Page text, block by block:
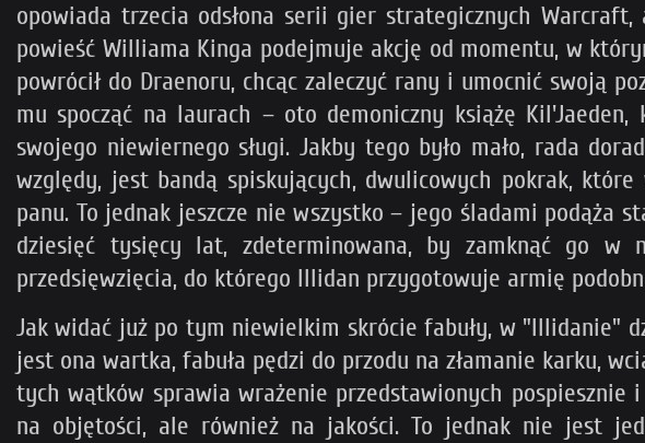
opowiada trzecia odsłona serii gier strategicznych
powieść Williama Kinga podejmuje akcję od momentu, w
powrócił do Draenoru, chcąc zaleczyć rany i umocnić swoją
mu spocząć na laurach – oto demoniczny książę
swojego niewiernego sługi. Jakby tego było mało, rada
względy, jest bandą spiskujących, dwulicowych pokrak,
panu. To jednak jeszcze nie wszystko – jego śladami podąża
dziesięć tysięcy lat, zdeterminowana, by zamknąć go w
przedsięwzięcia, do którego Illidan przygotowuje armię
Jak widać już po tym niewielkim skrócie fabuły, w "Illidanie"
jest ona wartka, fabuła pędzi do przodu na złamanie karku,
tych wątków sprawia wrażenie przedstawionych pospiesznie
na objętości, ale również na jakości. To jednak nie jest